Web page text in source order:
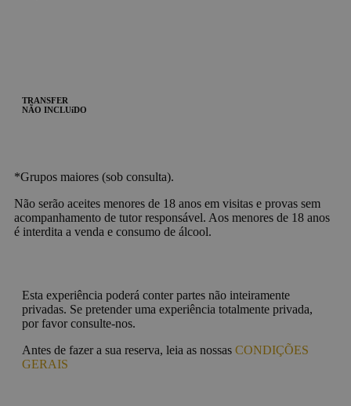
TRANSFER
NÃO INCLUíDO
*Grupos maiores (sob consulta).
Não serão aceites menores de 18 anos em visitas e provas sem
acompanhamento de tutor responsável. Aos menores de 18 anos
é interdita a venda e consumo de álcool.
Esta experiência poderá conter partes não inteiramente
privadas. Se pretender uma experiência totalmente privada,
por favor consulte-nos.
Antes de fazer a sua reserva, leia as nossas CONDIÇÕES
GERAIS